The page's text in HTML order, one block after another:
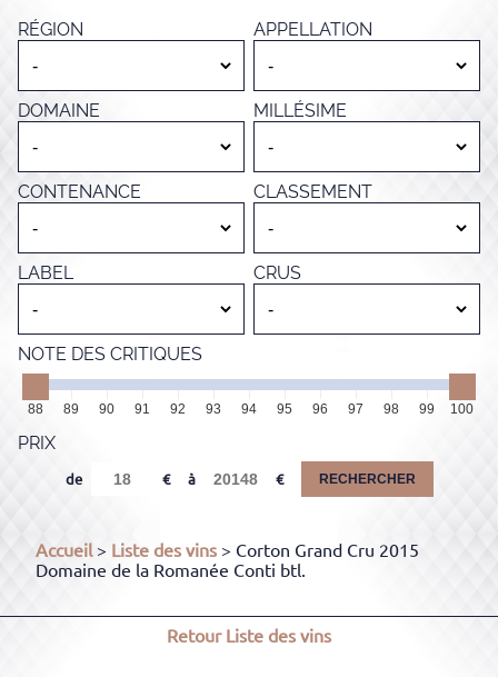
RÉGION APPELLATION
DOMAINE MILLÉSIME
CONTENANCE CLASSEMENT
LABEL CRUS
NOTE DES CRITIQUES
88 89 90 91 92 93 94 95 96 97 98 99 100
PRIX
de à RECHERCHER
Accueil> Liste des vins > Corton Grand Cru 2015
Domaine de la Romanée Conti btl.
RetourListe des vins